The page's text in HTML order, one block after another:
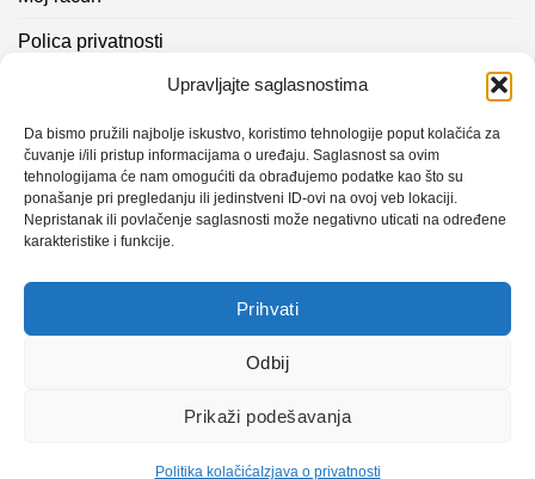
Upravljajte saglasnostima
Da bismo pružili najbolje iskustvo, koristimo tehnologije poput kolačića za
čuvanje i/ili pristup informacijama o uređaju. Saglasnost sa ovim
tehnologijama će nam omogućiti da obrađujemo podatke kao što su
ponašanje pri pregledanju ili jedinstveni ID-ovi na ovoj veb lokaciji.
Nepristanak ili povlačenje saglasnosti može negativno uticati na određene
karakteristike i funkcije.
Prihvati
Odbij
Prikaži podešavanja
Politika kolačićaIzjava o privatnosti
Polica privatnosti
Kontakt info
Novosti
Sistem mjerenja vibracija – papir mašina 4
Certificirani partner za održavanje